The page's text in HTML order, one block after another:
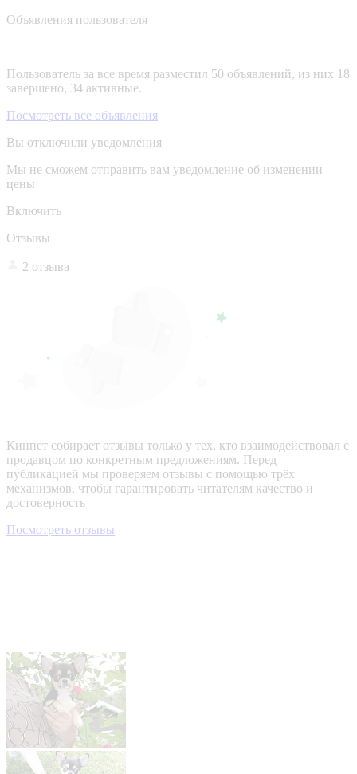
Объявления пользователя
Пользователь за все время разместил 50 объявлений, из них 18
завершено, 34 активные.
Посмотреть все объявления
Вы отключили уведомления
Мы не сможем отправить вам уведомление об изменении
цены
Включить
Отзывы
2 отзыва
Кинпет собирает отзывы только у тех, кто взаимодействовал с
продавцом по конкретным предложениям. Перед
публикацией мы проверяем отзывы с помощью трёх
механизмов, чтобы гарантировать читателям качество и
достоверность
Посмотреть отзывы